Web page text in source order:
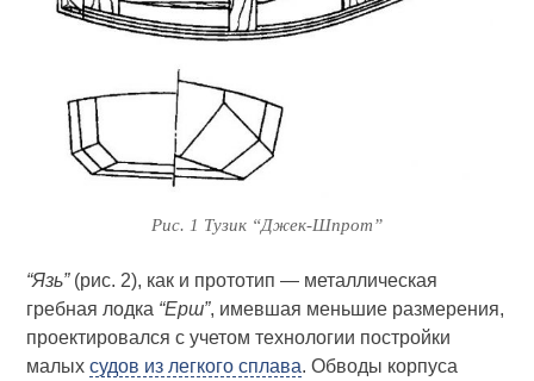
Рис. 1 Тузик “Джек-Шпрот”
“Язь”(рис. 2), как и прототип — металлическая
гребная лодка “Ерш”, имевшая меньшие размерения,
проектировался с учетом технологии постройки
малыхсудов из легкого сплава. Обводы корпуса